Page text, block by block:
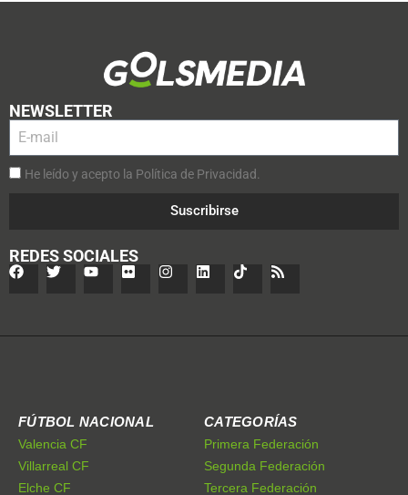
NEWSLETTER
He leído y acepto la Política de Privacidad.
Suscribirse
REDES SOCIALES
FÚTBOL NACIONAL
Valencia CF
Villarreal CF
Elche CF
CATEGORÍAS
Primera Federación
Segunda Federación
Tercera Federación